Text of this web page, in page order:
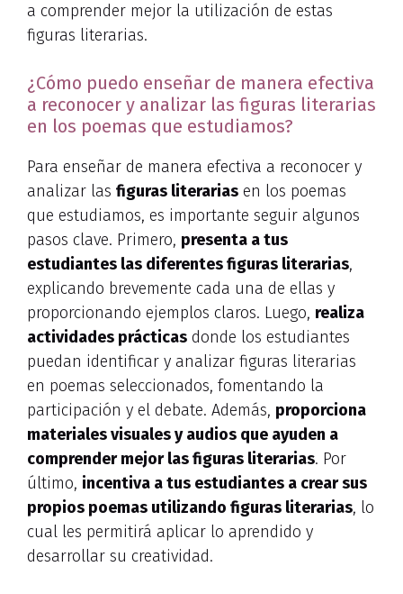
a comprender mejor la utilización de estas
figuras literarias.
¿Cómo puedo enseñar de manera efectiva
a reconocer y analizar las figuras literarias
en los poemas que estudiamos?
Para enseñar de manera efectiva a reconocer y
analizar las figuras literarias en los poemas
que estudiamos, es importante seguir algunos
pasos clave. Primero, presenta a tus
estudiantes las diferentes figuras literarias,
explicando brevemente cada una de ellas y
proporcionando ejemplos claros. Luego, realiza
actividades prácticas donde los estudiantes
puedan identificar y analizar figuras literarias
en poemas seleccionados, fomentando la
participación y el debate. Además, proporciona
materiales visuales y audios que ayuden a
comprender mejor las figuras literarias. Por
último, incentiva a tus estudiantes a crear sus
propios poemas utilizando figuras literarias, lo
cual les permitirá aplicar lo aprendido y
desarrollar su creatividad.